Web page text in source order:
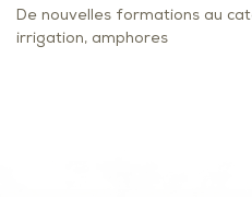
De nouvelles formations au
irrigation, amphores